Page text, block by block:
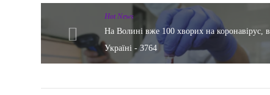
Hot News
На Волині вже 100 хворих на коронавірус, в
Україні - 3764